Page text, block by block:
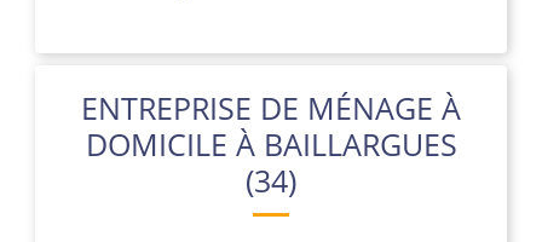
ENTREPRISE DE MÉNAGE À
DOMICILE À BAILLARGUES
(34)